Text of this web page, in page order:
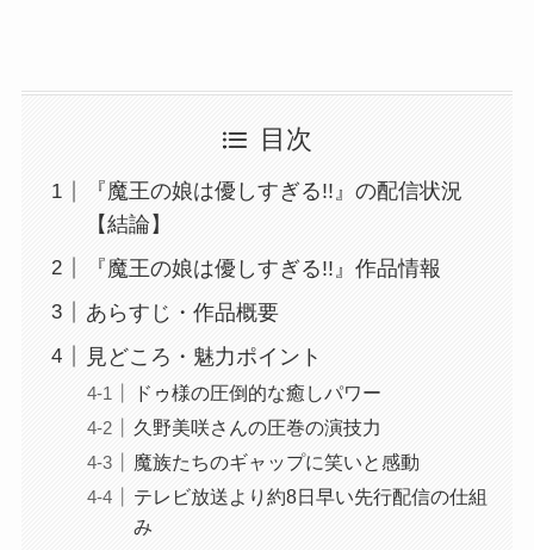
目次
『魔王の娘は優しすぎる!!』の配信状況
【結論】
『魔王の娘は優しすぎる!!』作品情報
あらすじ・作品概要
見どころ・魅力ポイント
ドゥ様の圧倒的な癒しパワー
久野美咲さんの圧巻の演技力
魔族たちのギャップに笑いと感動
テレビ放送より約8日早い先行配信の仕組
み